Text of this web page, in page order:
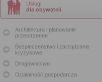
Usługi
dla obywateli
Architektura i planowanie
przestrzenne
Bezpieczeństwo i zarządzanie
kryzysowe
Drogownictwo
Działalność gospodarcza